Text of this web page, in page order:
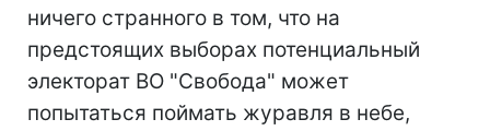
ничего странного в том, что на
предстоящих выборах потенциальный
электорат ВО "Свобода" может
попытаться поймать журавля в небе,